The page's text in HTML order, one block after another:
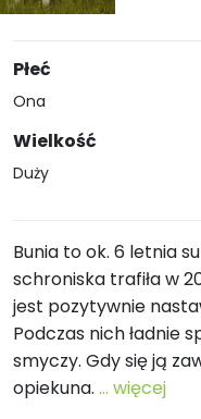
Płeć
Ona
Wielkość
Duży
Bunia to ok. 6 letnia
schroniska trafiła w
jest pozytywnie
Podczas nich ładnie
smyczy. Gdy się ją
opiekuna. ... więcej